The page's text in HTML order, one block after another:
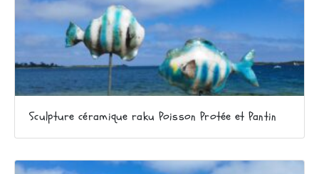
Sculpture céramique raku Poisson Protée et Pantin